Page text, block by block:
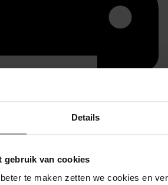
Details
gebruik van cookies
te maken zetten we cookies en